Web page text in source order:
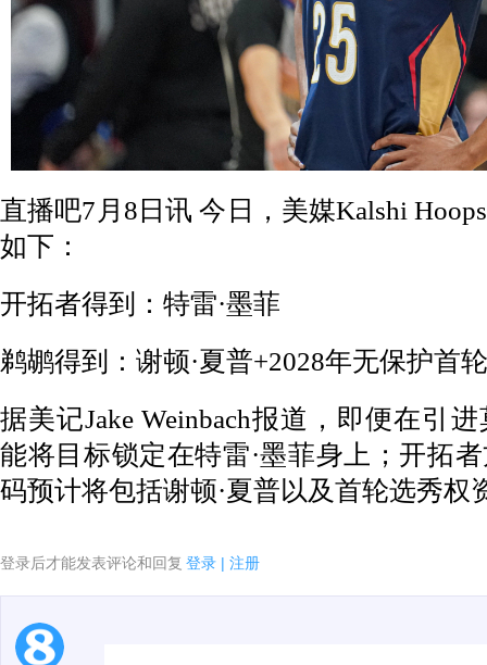
直播吧7月8日讯 今日，美媒Kalshi
如下：
开拓者得到：特雷·墨菲
鹈鹕得到：谢顿·夏普+2028年无保护首
据美记Jake Weinbach报道，即便在引
能将目标锁定在特雷·墨菲身上；开拓
码预计将包括谢顿·夏普以及首轮选秀权
登录后才能发表评论和回复 登录 | 注册